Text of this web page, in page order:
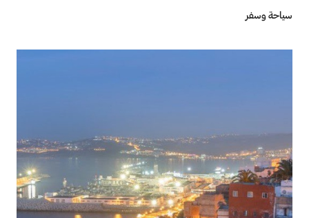
سياحة وسفر